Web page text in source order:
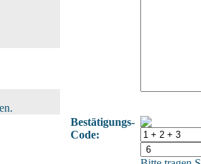
Bestätigungs-
Code: